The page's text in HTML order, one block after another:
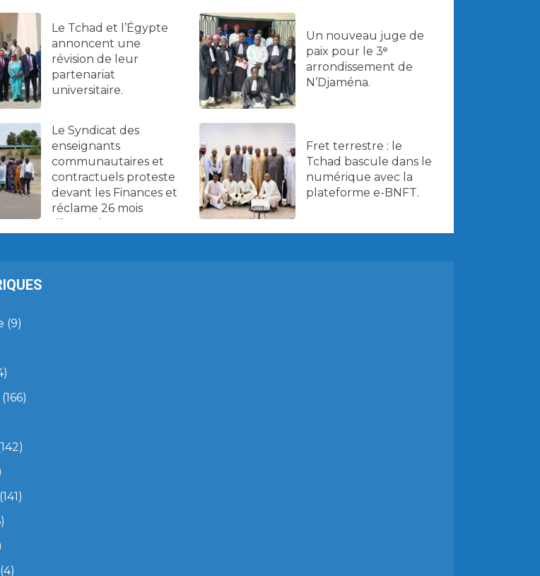
Le Tchad et l’Égypte
annoncent une
révision de leur
partenariat
universitaire.
Un nouveau juge de
paix pour le 3ᵉ
arrondissement de
N’Djaména.
Le Syndicat des
enseignants
communautaires et
contractuels proteste
devant les Finances et
réclame 26 mois
Fret terrestre : le
Tchad bascule dans le
numérique avec la
plateforme e-BNFT.
(9)
(166)
(141)
(4)